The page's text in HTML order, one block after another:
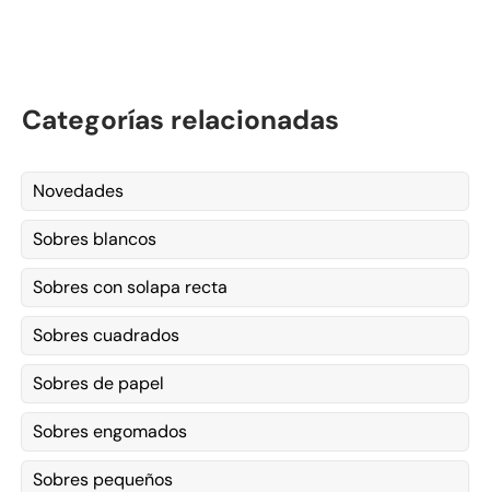
Categorías relacionadas
Novedades
Sobres blancos
Sobres con solapa recta
Sobres cuadrados
Sobres de papel
Sobres engomados
Sobres pequeños